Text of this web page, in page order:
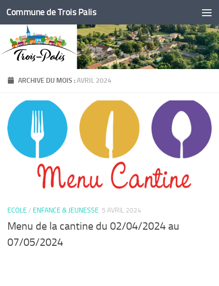
Skip to content
Commune de Trois Palis
ARCHIVE DU MOIS :AVRIL 2024
ECOLE / ENFANCE & JEUNESSE 5 AVRIL 2024
Menu de la cantine du 02/04/2024 au
07/05/2024